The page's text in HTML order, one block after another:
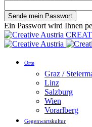
Ein Passwort wird Ihnen
Orte
Graz /
Linz
Salzburg
Wien
Vorarlberg
Gegenwartskultur